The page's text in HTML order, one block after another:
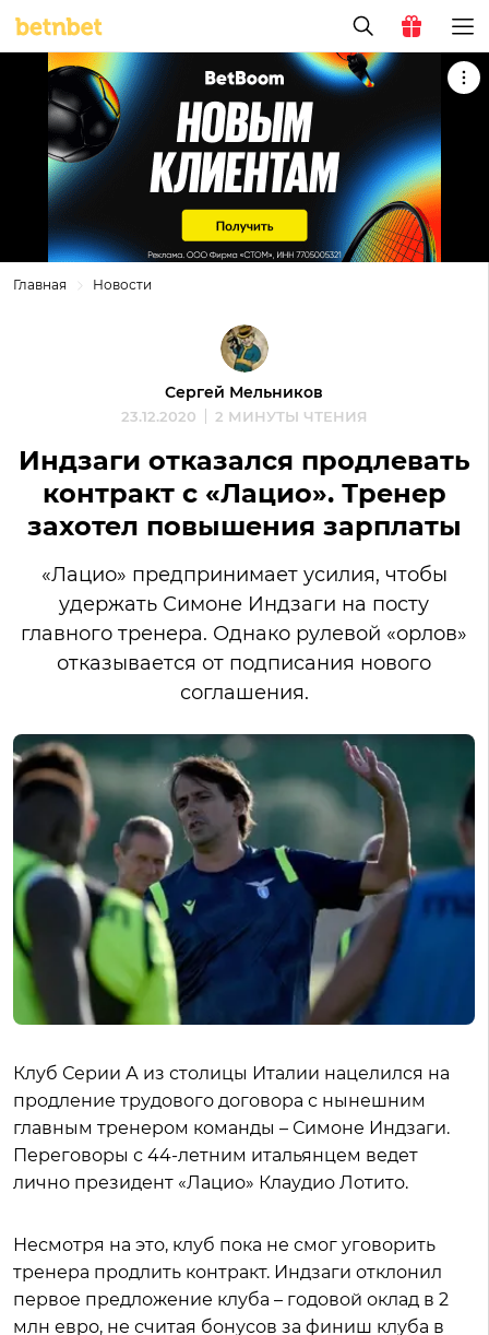
Главная Новости
Сергей Мельников
23.12.2020 2 МИНУТЫ ЧТЕНИЯ
Индзаги отказался продлевать
контракт с «Лацио». Тренер
захотел повышения зарплаты
«Лацио» предпринимает усилия, чтобы
удержать Симоне Индзаги на посту
главного тренера. Однако рулевой «орлов»
отказывается от подписания нового
соглашения.
Клуб Серии А из столицы Италии нацелился на
продление трудового договора с нынешним
главным тренером команды – Симоне Индзаги.
Переговоры с 44-летним итальянцем ведет
лично президент «Лацио» Клаудио Лотито.
Несмотря на это, клуб пока не смог уговорить
тренера продлить контракт. Индзаги отклонил
первое предложение клуба – годовой оклад в 2
млн евро, не считая бонусов за финиш клуба в